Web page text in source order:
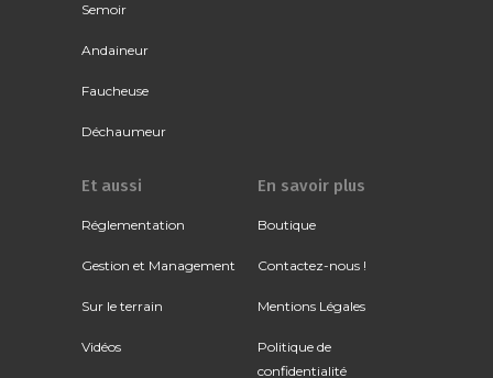
Semoir
Andaineur
Faucheuse
Déchaumeur
Et aussi
Réglementation
Gestion et Management
Sur le terrain
Vidéos
En savoir plus
Boutique
Contactez-nous !
Mentions Légales
Politique de
confidentialité